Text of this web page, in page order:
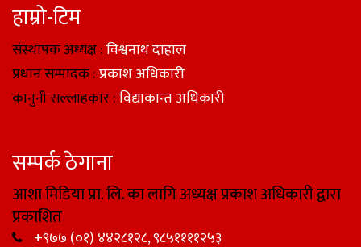
हाम्रो-टिम
संस्थापक अध्यक्ष :विश्वनाथ दाहाल
प्रधान सम्पादक :प्रकाश अधिकारी
कानुनी सल्लाहकार :विद्याकान्त अधिकारी
सम्पर्क ठेगाना
आशा मिडिया प्रा. लि. का लागि अध्यक्ष प्रकाश अधिकारी द्वारा
प्रकाशित
+९७७ (०१) ४४२८१२८, ९८५११११२५३